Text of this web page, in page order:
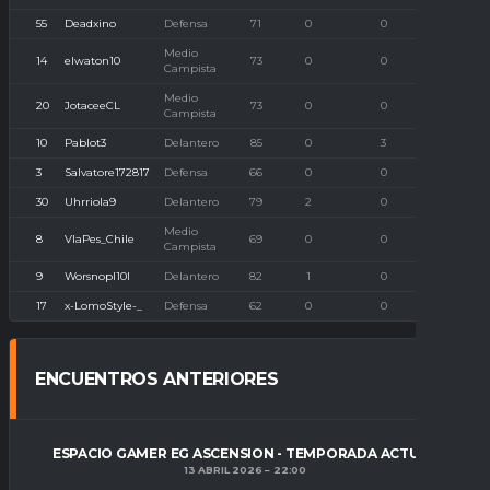
55 Deadxino Defensa 71 0 0
14 elwaton10
Medio
Campista
73 0 0
20 JotaceeCL
Medio
Campista
73 0 0
10 Pablot3 Delantero 85 0 3
3 Salvatore172817 Defensa 66 0 0
30 Uhrriola9 Delantero 79 2 0
8 VlaPes_Chile
Medio
Campista
69 0 0
9 Worsnopl10l Delantero 82 1 0
17 x-LomoStyle-_ Defensa 62 0 0
ENCUENTROS ANTERIORES
ESPACIO GAMER EG ASCENSION - TEMPORADA ACTUAL
13 ABRIL 2026 22:00